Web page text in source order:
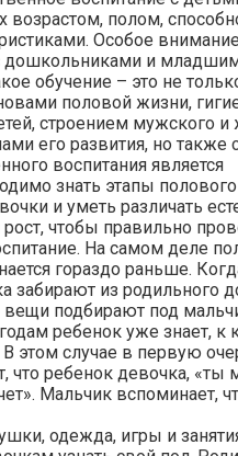
возрастом, полом,
Особое
дошкольниками и
обучение – это не
половой жизни,
строением мужского и
его развития, но также
воспитания является
знать этапы
и уметь различать
чтобы правильно
На самом деле
гораздо раньше.
забирают из родильного
подбирают под
ребенок уже знает, к
этом случае в первую
что ребенок девочка, «ты
Мальчик вспоминает,
одежда, игры и